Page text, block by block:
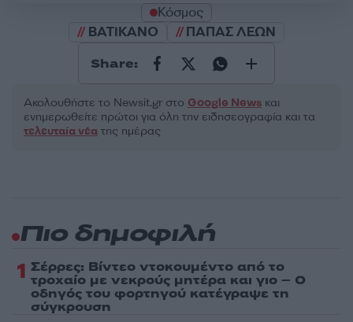
Κόσμος
ΒΑΤΙΚΑΝΟ
ΠΑΠΑΣ ΛΕΩΝ
Share:
Ακολουθήστε το Νewsit.gr στο Google News και
ενημερωθείτε πρώτοι για όλη την ειδησεογραφία και τα
τελευταία νέα της ημέρας
Πιο δημοφιλή
1 Σέρρες: Βίντεο ντοκουμέντο από το
τροχαίο με νεκρούς μητέρα και γιο – Ο
οδηγός του φορτηγού κατέγραψε τη
σύγκρουση